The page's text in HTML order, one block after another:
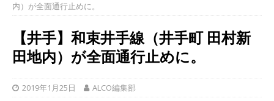
内）が全面通行止めに。
【井手】和束井手線（井手町 田村新
田地内）が全面通行止めに。
2019年1月25日 ALCO編集部